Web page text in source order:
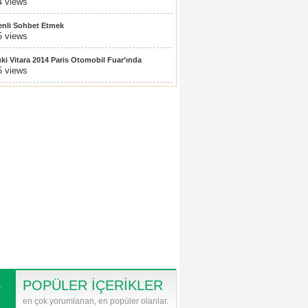
Sohbet Etmek
views
Vitara 2014 Paris Otomobil Fuar’ında
views
POPÜLER İÇERİKLER
en çok yorumlanan, en popüler olanlar.